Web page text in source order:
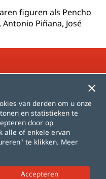
figuren als Pencho
Piñana, José
češtinadanskNederlands
日本語한국어Türkçe
van derden om u onze
en statistieken te
door op
alle of enkele ervan
te klikken. Meer